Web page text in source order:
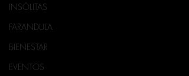
INSÓLITAS
FARANDULA
BIENESTAR
EVENTOS